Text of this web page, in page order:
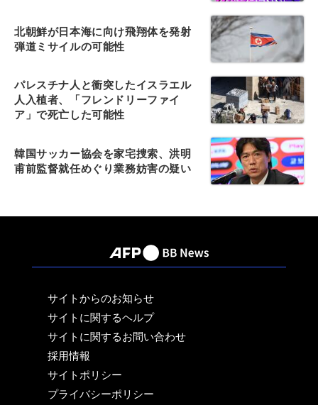
北朝鮮が日本海に向け飛翔体を発射
弾道ミサイルの可能性
パレスチナ人と衝突したイスラエル
人入植者、「フレンドリーファイ
ア」で死亡した可能性
韓国サッカー協会を家宅捜索、洪明
甫前監督就任めぐり業務妨害の疑い
サイトからのお知らせ
サイトに関するヘルプ
サイトに関するお問い合わせ
採用情報
サイトポリシー
プライバシーポリシー